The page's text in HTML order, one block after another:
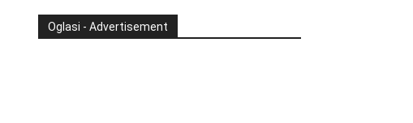
Oglasi - Advertisement